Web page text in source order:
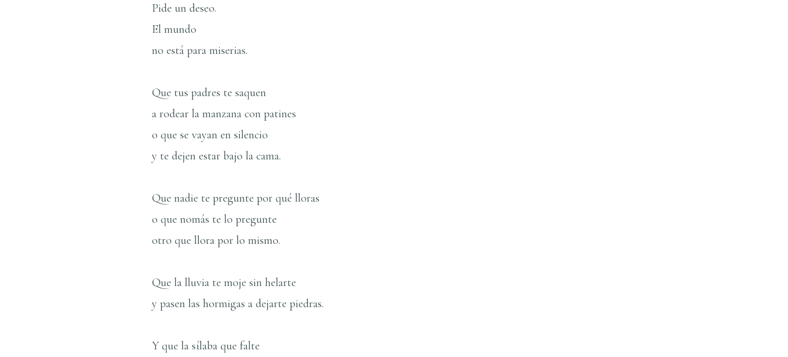
Pide un deseo.
El mundo
no está para miserias.
Que tus padres te saquen
a rodear la manzana con patines
o que se vayan en silencio
y te dejen estar bajo la cama.
Que nadie te pregunte por qué lloras
o que nomás te lo pregunte
otro que llora por lo mismo.
Que la lluvia te moje sin helarte
y pasen las hormigas a dejarte piedras.
Y que la sí­laba que falte